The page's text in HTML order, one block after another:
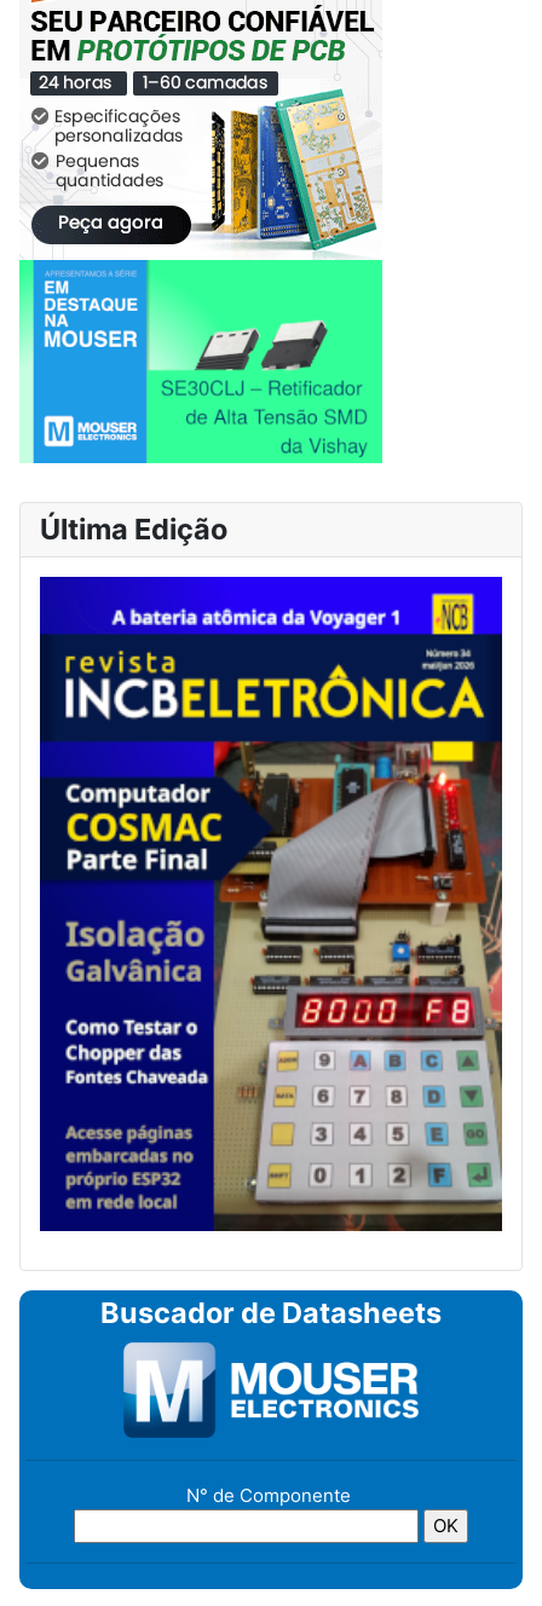
Última Edição
Buscador de Datasheets
N° de Componente